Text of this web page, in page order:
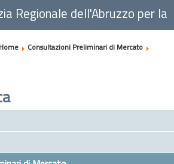
Regionale dell'Abruzzo per la
Committenza
Home
Consultazioni Preliminari di Mercato